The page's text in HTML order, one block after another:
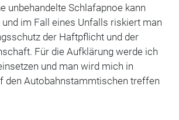
unbehandelte Schlafapnoe kann
im Fall eines Unfalls riskiert man
der Haftpflicht und der
Für die Aufklärung werde ich
und man wird mich in
den Autobahnstammtischen treffen